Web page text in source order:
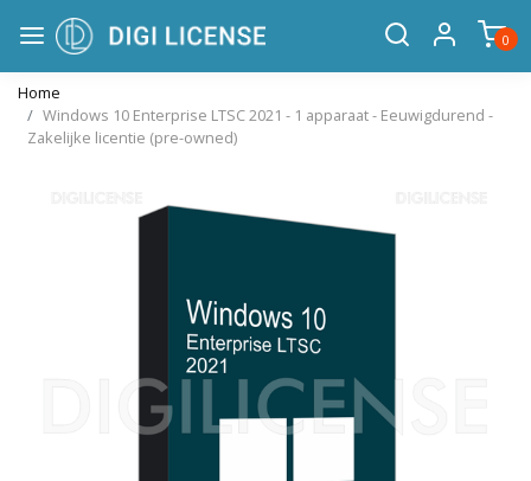
0
Home
Windows 10 Enterprise LTSC 2021 - 1 apparaat - Eeuwigdurend -
Zakelijke licentie (pre-owned)